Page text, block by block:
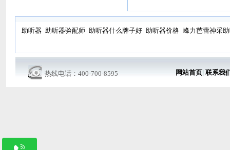
助听器 助听器验配师 助听器什么牌子好 助听器价格 峰力芭蕾神采
热线电话：400-700-8595 网站首页| 联系我